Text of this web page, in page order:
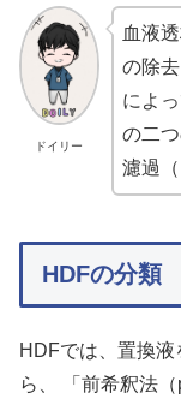
ドイリー
血液
の除
によ
の二
濾過
HDFの分類
HDFでは、置換
ら、 「前希釈法